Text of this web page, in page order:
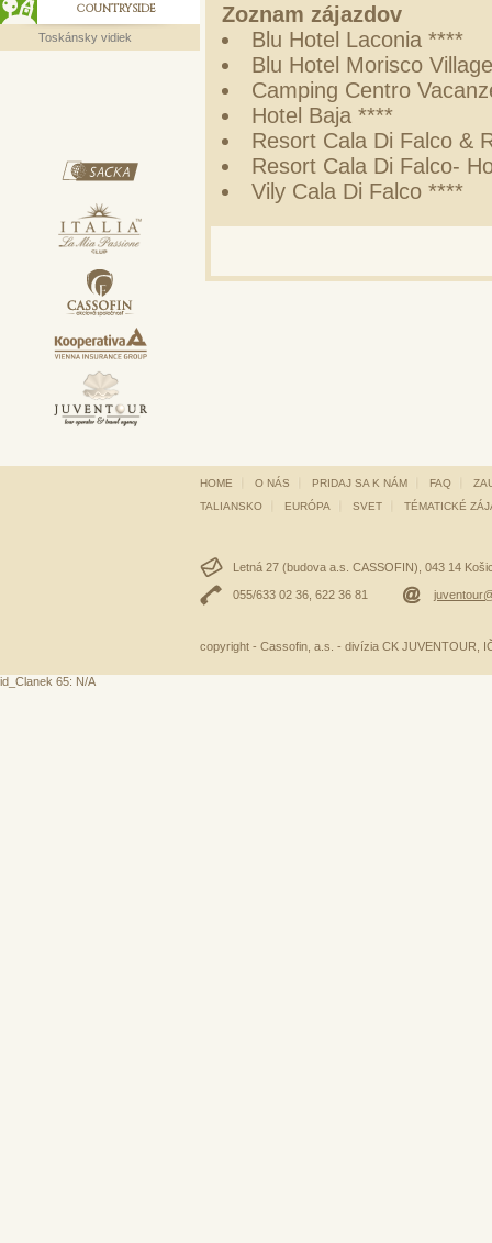
COUNTRYSIDE
Toskánsky vidiek
Zoznam zájazdov
Blu Hotel Laconia ****
Blu Hotel Morisco
Camping Centro
Hotel Baja ****
Resort Cala Di Falco &
Resort Cala Di Falco-
Vily Cala Di Falco ****
HOME O NÁS PRIDAJ SA K NÁM FAQ
TALIANSKO
EURÓPA SVET TÉMATICKÉ
Letná 27 (budova a.s. CASSOFIN), 043 14
055/633 02 36, 622 36 81
copyright - Cassofin, a.s. - divízia CK JUVENTOUR,
id_Clanek 65: N/A